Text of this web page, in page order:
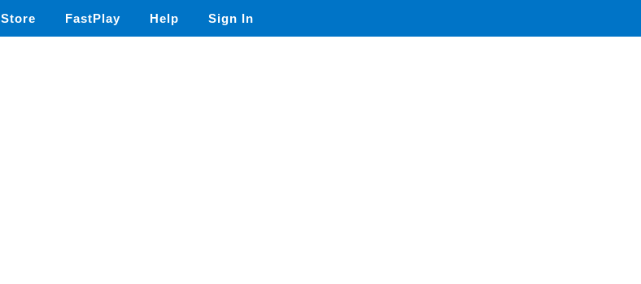
Store FastPlay Help Sign In